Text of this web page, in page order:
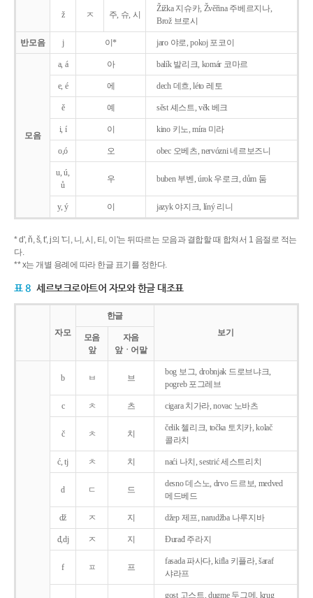
ž ㅈ 주, 슈, 시
Žižka 지슈카, Žvěřina 주베르지나,
Brož 브로시
반모음 j 이* jaro 야로, pokoj 포코이
모음
a, á 아 balík 발리크, komár 코마르
e, é 에 dech 데흐, léto 레토
ě 예 sěst 셰스트, věk 베크
i, í 이 kino 키노, míra 미라
o,ó 오 obec 오베츠, nervózni 네르보즈니
u, ú,
ů
우 buben 부벤, úrok 우로크, dům 둠
y, ý 이 jazyk야지크, líný 리니
* d', ň, š, t', j의 '디, 니, 시, 티, 이'는 뒤따르는 모음과 결합할 때 합쳐서 1 음절로 적는
다.
** x는 개별 용례에 따라 한글 표기를 정한다.
표 8 세르보크로아트어 자모와 한글 대조표
자모
한글
보기
모음
앞
자음
앞ㆍ어말
b ㅂ 브
bog 보그, drobnjak 드로브냐크,
pogreb 포그레브
c ㅊ 츠 cigara 치가라, novac 노바츠
č ㅊ 치
čelik 첼리크, točka 토치카, kolač
콜라치
ć, tj ㅊ 치 naći 나치, sestrić 세스트리치
d ㄷ 드
desno 데스노, drvo 드르보, medved
메드베드
dž ㅈ 지 džep 제프, narudžba 나루지바
đ,dj ㅈ 지 Ðurađ 주라지
f ㅍ 프
fasada 파사다, kifla 키플라, šaraf
샤라프
gost 고스트, dugme 두그메, krug